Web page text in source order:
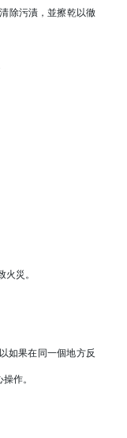
除污漬，並擦乾以徹
災。
如果在同一個地方反
作。